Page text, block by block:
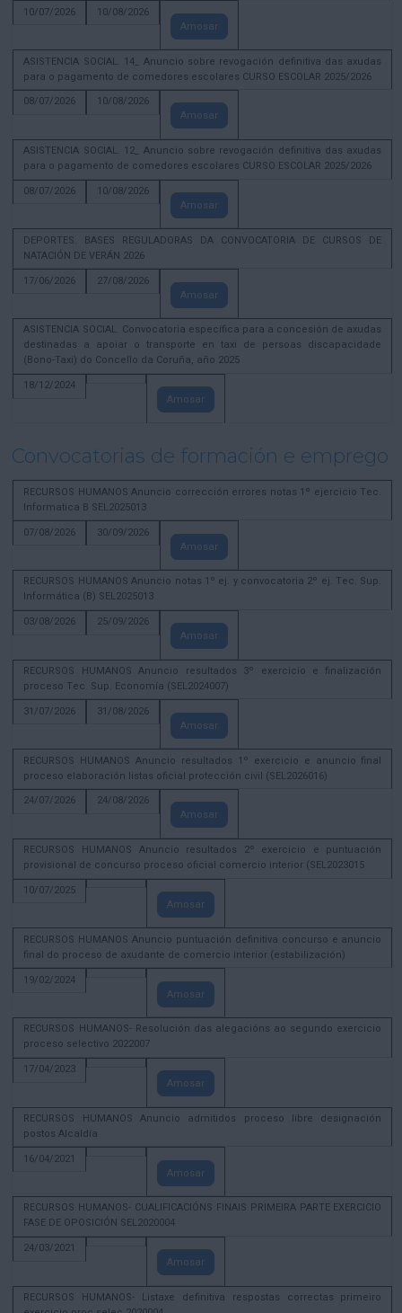
10/07/2026
10/08/2026
Amosar
ASISTENCIA SOCIAL. 14_ Anuncio sobre revogación definitiva das axudas
para o pagamento de comedores escolares CURSO ESCOLAR 2025/2026
08/07/2026
10/08/2026
Amosar
ASISTENCIA SOCIAL. 12_ Anuncio sobre revogación definitiva das axudas
para o pagamento de comedores escolares CURSO ESCOLAR 2025/2026
08/07/2026
10/08/2026
Amosar
DEPORTES. BASES REGULADORAS DA CONVOCATORIA DE CURSOS DE
NATACIÓN DE VERÁN 2026
17/06/2026
27/08/2026
Amosar
ASISTENCIA SOCIAL. Convocatoria específica para a concesión de axudas
destinadas a apoiar o transporte en taxi de persoas discapacidade
(Bono-Taxi) do Concello da Coruña, año 2025
18/12/2024
Amosar
Convocatorias de formación e emprego
RECURSOS HUMANOS Anuncio corrección errores notas 1º ejercicio Tec.
Informatica B SEL2025013
07/08/2026
30/09/2026
Amosar
RECURSOS HUMANOS Anuncio notas 1º ej. y convocatoria 2º ej. Tec. Sup.
Informática (B) SEL2025013
03/08/2026
25/09/2026
Amosar
RECURSOS HUMANOS Anuncio resultados 3º exercicio e finalización
proceso Tec. Sup. Economía (SEL2024007)
31/07/2026
31/08/2026
Amosar
RECURSOS HUMANOS Anuncio resultados 1º exercicio e anuncio final
proceso elaboración listas oficial protección civil (SEL2026016)
24/07/2026
24/08/2026
Amosar
RECURSOS HUMANOS Anuncio resultados 2º exercicio e puntuación
provisional de concurso proceso oficial comercio interior (SEL2023015
10/07/2025
Amosar
RECURSOS HUMANOS Anuncio puntuación definitiva concurso e anuncio
final do proceso de axudante de comercio interior (estabilización)
19/02/2024
Amosar
RECURSOS HUMANOS- Resolución das alegacións ao segundo exercicio
proceso selectivo 2022007
17/04/2023
Amosar
RECURSOS HUMANOS Anuncio admitidos proceso libre designación
postos Alcaldía
16/04/2021
Amosar
RECURSOS HUMANOS- CUALIFICACIÓNS FINAIS PRIMEIRA PARTE EXERCICIO
FASE DE OPOSICIÓN SEL2020004
24/03/2021
Amosar
RECURSOS HUMANOS- Listaxe definitiva respostas correctas primeiro